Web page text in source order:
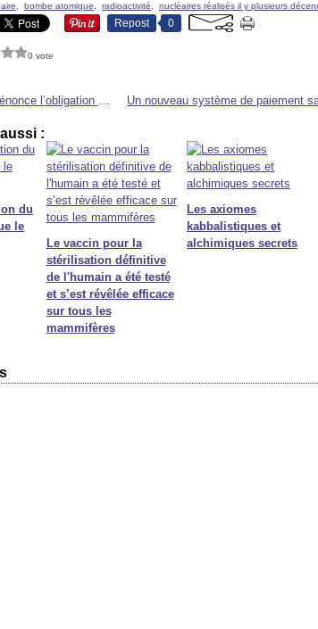
bombe atomique radioactivité nucléaires réalisés il y plusieurs
Repost 0
0 vote
Une infirmière dénonce l’obligation de la vaccination contre la grippe
:
du
le
Le vaccin pour la
stérilisation définitive
de l'humain a été testé
et s’est révêlée efficace
sur tous les
mammifères
Les axiomes
kabbalistiques et
alchimiques secrets